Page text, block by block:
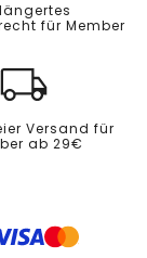
für Member
Versand für
ab 29€